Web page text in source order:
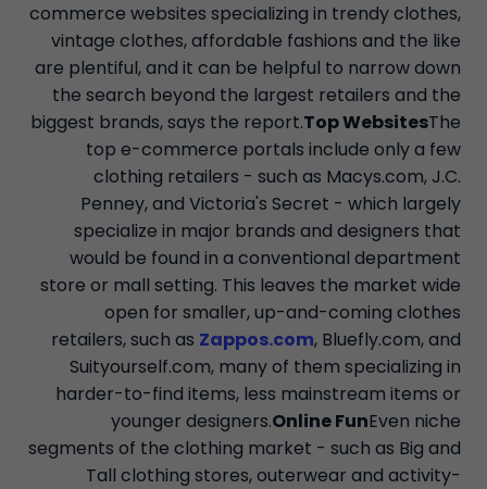
commerce websites specializing in trendy clothes,
vintage clothes, affordable fashions and the like
are plentiful, and it can be helpful to narrow down
the search beyond the largest retailers and the
biggest brands, says the report.Top WebsitesThe
top e-commerce portals include only a few
clothing retailers - such as Macys.com, J.C.
Penney, and Victoria's Secret - which largely
specialize in major brands and designers that
would be found in a conventional department
store or mall setting. This leaves the market wide
open for smaller, up-and-coming clothes
retailers, such as Zappos.com, Bluefly.com, and
Suityourself.com, many of them specializing in
harder-to-find items, less mainstream items or
younger designers.Online FunEven niche
segments of the clothing market - such as Big and
Tall clothing stores, outerwear and activity-